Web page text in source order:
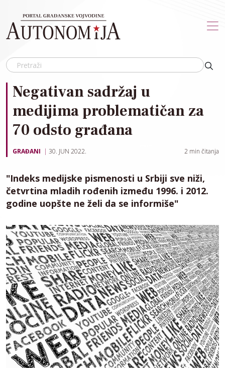
Negativan sadržaj u
medijima problematičan za
70 odsto građana
GRAĐANI 30. JUN 2022. 2 min čitanja
"Indeks medijske pismenosti u Srbiji sve niži,
četvrtina mladih rođenih između 1996. i 2012.
godine uopšte ne želi da se informiše"